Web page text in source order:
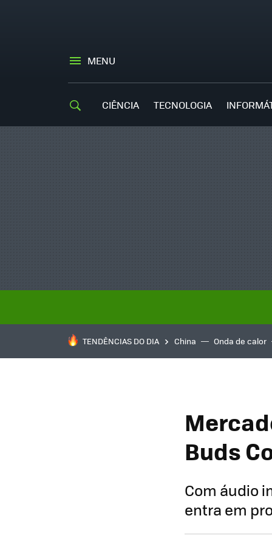
MENU
CIÊNCIA TECNOLOGIA
TENDÊNCIAS DO DIA China Onda de calor
Buds
Com áudio
entra em